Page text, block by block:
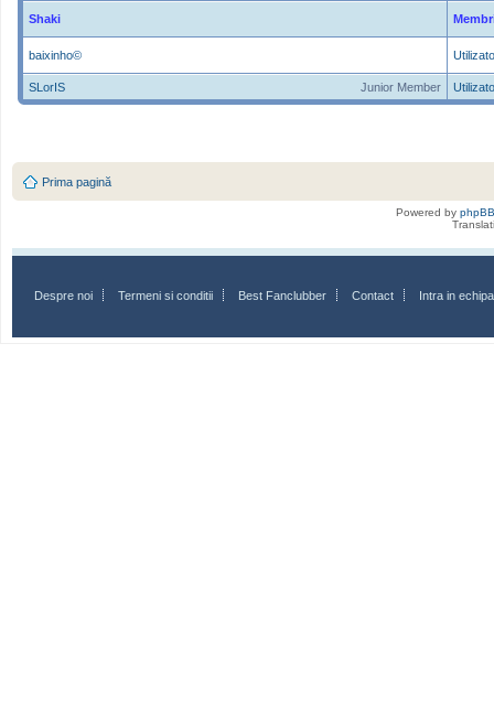
Shaki
baixinho©
Junior Member
SLorIS
Prima pagină
Powered by phpBB
Despre noi Termeni si conditii Best Fanclubber Contact Intra in